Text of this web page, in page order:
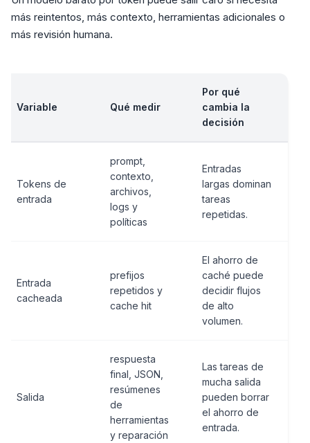
más reintentos, más contexto, herramientas adicionales o
más revisión humana.
Variable Qué medir
Por qué
cambia la
decisión
Tokens de
entrada
prompt,
contexto,
archivos,
logs y
políticas
Entradas
largas dominan
tareas
repetidas.
Entrada
cacheada
prefijos
repetidos y
cache hit
El ahorro de
caché puede
decidir flujos
de alto
volumen.
Salida
respuesta
final, JSON,
resúmenes
de
herramientas
y reparación
Las tareas de
mucha salida
pueden borrar
el ahorro de
entrada.